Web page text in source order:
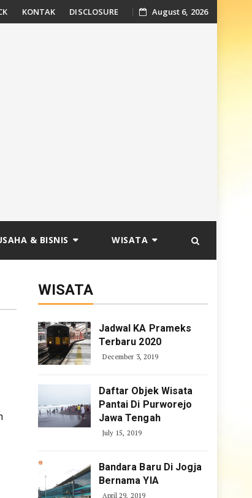
KONTAK DISCLOSURE August 6, 2026
& BISNIS WISATA
WISATA
Jadwal KA Prameks
Terbaru 2020
December 3, 2019
Daftar Objek Wisata
Pantai Di Purworejo
Jawa Tengah
July 15, 2019
Bandara Baru Di Jogja
Bernama YIA
April 29, 2019